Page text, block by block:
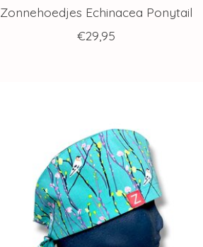
Zonnehoedjes Echinacea Ponytail
€29,95